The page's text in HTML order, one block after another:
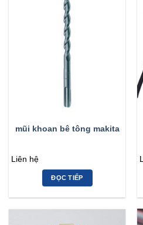
mũi khoan bê tông makita
Liên hệ
ĐỌC TIẾP